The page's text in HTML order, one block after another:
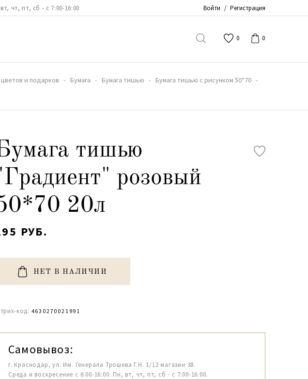
чт, пт, сб - с 7:00-16:00 Войти / Регистрация
0 0
и подарков Бумага Бумага тишью
Бумага тишью с рисунком 50*70
тишью
розовый
20л
РУБ.
НЕТ В НАЛИЧИИ
код: 4630270021991
Самовывоз:
г. Краснодар, ул. Им. Генерала Трошева Г.Н. 1/12 магазин 38.
Среда и воскресение с 6:00-16:00. Пн, вт, чт, пт, сб - с 7:00-16:00.